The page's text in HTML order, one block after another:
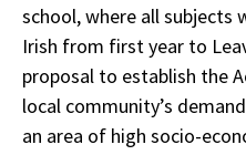
school, where all subjects
Irish from first year to
proposal to establish the
local community’s
an area of high socio-